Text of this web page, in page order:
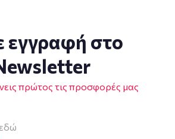
εγγραφή στο
πρώτος τις προσφορές μας